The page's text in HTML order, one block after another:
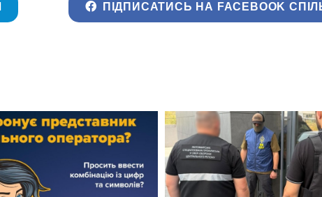
ПІДПИСАТИСЬ НА FACEBOOK